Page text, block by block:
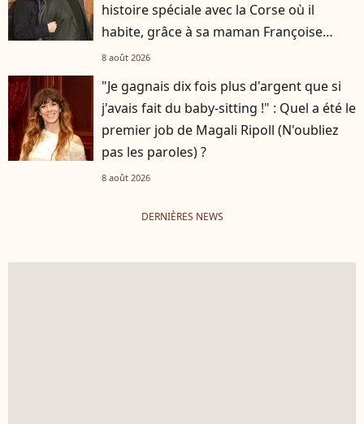
histoire spéciale avec la Corse où il
habite, grâce à sa maman Françoise
Hardy
8 août 2026
"Je gagnais dix fois plus d'argent que si
j'avais fait du baby-sitting !" : Quel a été le
premier job de Magali Ripoll (N'oubliez
pas les paroles) ?
8 août 2026
DERNIÈRES NEWS